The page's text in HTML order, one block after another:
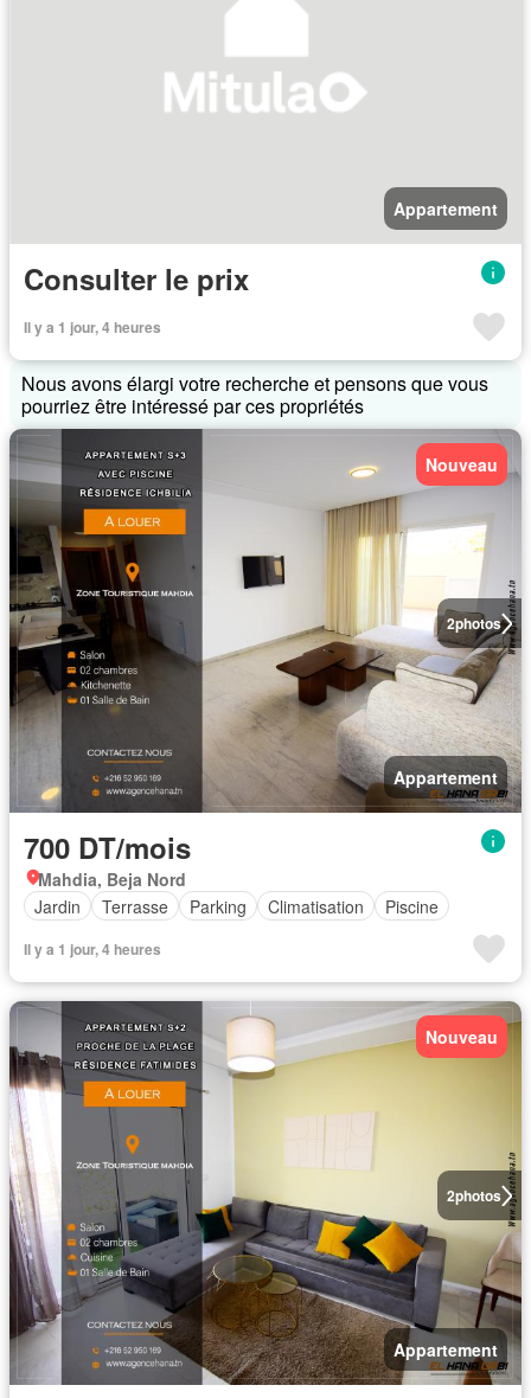
Appartement
Consulter le prix
Il y a 1 jour, 4 heures
Nous avons élargi votre recherche et pensons que vous
pourriez être intéressé par ces propriétés
2photos
Nouveau
Appartement
700 DT/mois
Mahdia, Beja Nord
Jardin
Terrasse Parking Climatisation Piscine
Il y a 1 jour, 4 heures
2photos
Nouveau
Appartement